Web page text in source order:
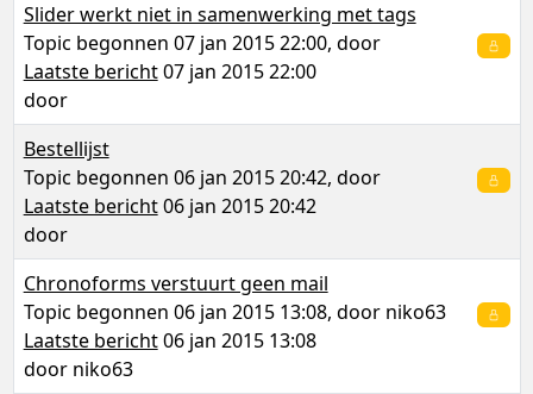
Slider werkt niet in samenwerking met tags
Topic begonnen 07 jan 2015 22:00, door
Laatste bericht07 jan 2015 22:00
door
Bestellijst
Topic begonnen 06 jan 2015 20:42, door
Laatste bericht06 jan 2015 20:42
door
Chronoforms verstuurt geen mail
Topic begonnen 06 jan 2015 13:08, door niko63
Laatste bericht06 jan 2015 13:08
door niko63